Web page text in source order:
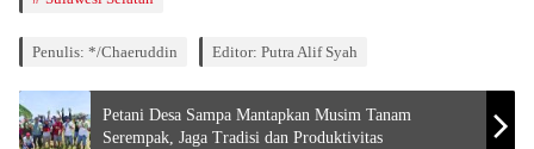
Penulis: */Chaeruddin Editor: Putra Alif Syah
Petani Desa Sampa Mantapkan Musim Tanam
Serempak, Jaga Tradisi dan Produktivitas